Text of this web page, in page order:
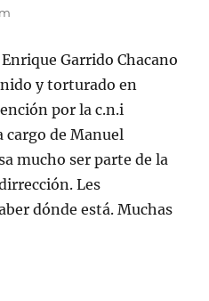
Garrido Chacano
y torturado en
por la c.n.i
cargo de Manuel
mucho ser parte de la
Les
dónde está. Muchas